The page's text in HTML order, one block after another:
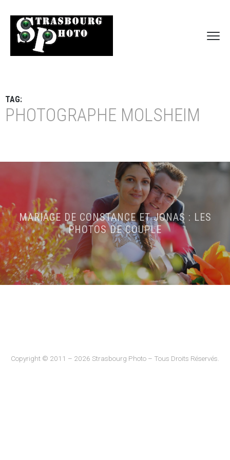
TAG:
PHOTOGRAPHE MOLSHEIM
MARIAGE DE CONSTANCE ET JONAS : LES
PHOTOS DE COUPLE
Copyright © 2011 – 2026 Strasbourg Photo – Tous Droits Réservés.